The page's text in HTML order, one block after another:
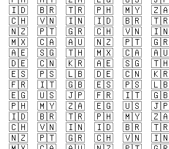
🇮🇩 🇧🇷 🇹🇷 🇵🇭 🇲🇾
🇨🇭 🇻🇳 🇮🇳 🇮🇩 🇧🇷
🇳🇿 🇵🇹 🇬🇷 🇨🇭 🇻🇳
🇲🇽 🇨🇦 🇦🇺 🇳🇿 🇵🇹
🇦🇪 🇸🇬 🇹🇭 🇲🇽 🇨🇦
🇩🇪 🇨🇳 🇰🇷 🇦🇪 🇸🇬
🇪🇸 🇵🇸 🇱🇧 🇩🇪 🇨🇳
🇫🇷 🇮🇹 🇬🇧 🇪🇸 🇵🇸
🇪🇬 🇺🇸 🇯🇵 🇫🇷 🇮🇹
🇵🇭 🇲🇾 🇿🇦 🇪🇬 🇺🇸
🇮🇩 🇧🇷 🇹🇷 🇵🇭 🇲🇾
🇨🇭 🇻🇳 🇮🇳 🇮🇩 🇧🇷
🇳🇿 🇵🇹 🇬🇷 🇨🇭 🇻🇳